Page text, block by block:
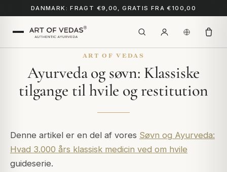
DANMARK: FRAGT €9,00, GRATIS FRA €100,00
ART OF VEDAS
Ayurveda og søvn: Klassiske
tilgange til hvile og restitution
Denne artikel er en del af vores Søvn og Ayurveda:
Hvad 3.000 års klassisk medicin ved om hvile
guideserie.